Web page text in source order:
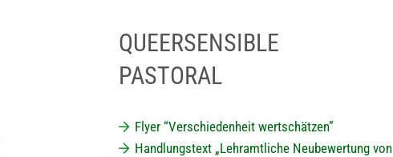
QUEERSENSIBLE
PASTORAL
Flyer “Verschiedenheit wertschätzen”
Handlungstext „Lehramtliche Neubewertung von